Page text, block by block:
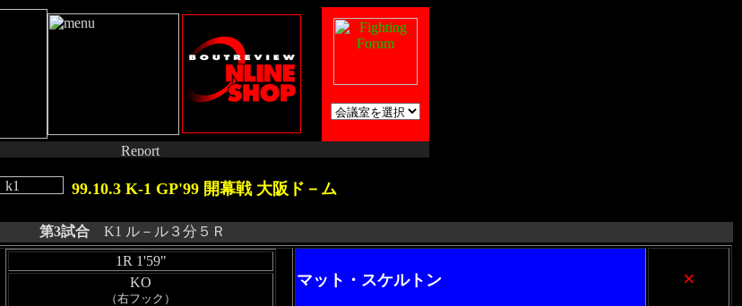
99.10.3 K-1 GP'99 開幕戦 大阪ド－ム
第3試合 K1 ル－ル３分５Ｒ
1R 1'59"
KO
（右フック）
マット・スケルトン ×